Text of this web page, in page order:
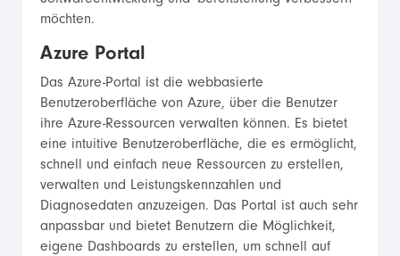
möchten.
Azure Portal
Das Azure-Portal ist die webbasierte
Benutzeroberfläche von Azure, über die Benutzer
ihre Azure-Ressourcen verwalten können. Es bietet
eine intuitive Benutzeroberfläche, die es ermöglicht,
schnell und einfach neue Ressourcen zu erstellen,
verwalten und Leistungskennzahlen und
Diagnosedaten anzuzeigen. Das Portal ist auch sehr
anpassbar und bietet Benutzern die Möglichkeit,
eigene Dashboards zu erstellen, um schnell auf